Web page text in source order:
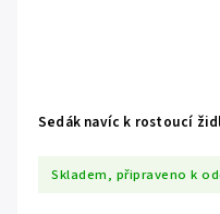
Sedák navíc k rostoucí
Skladem, připraveno k